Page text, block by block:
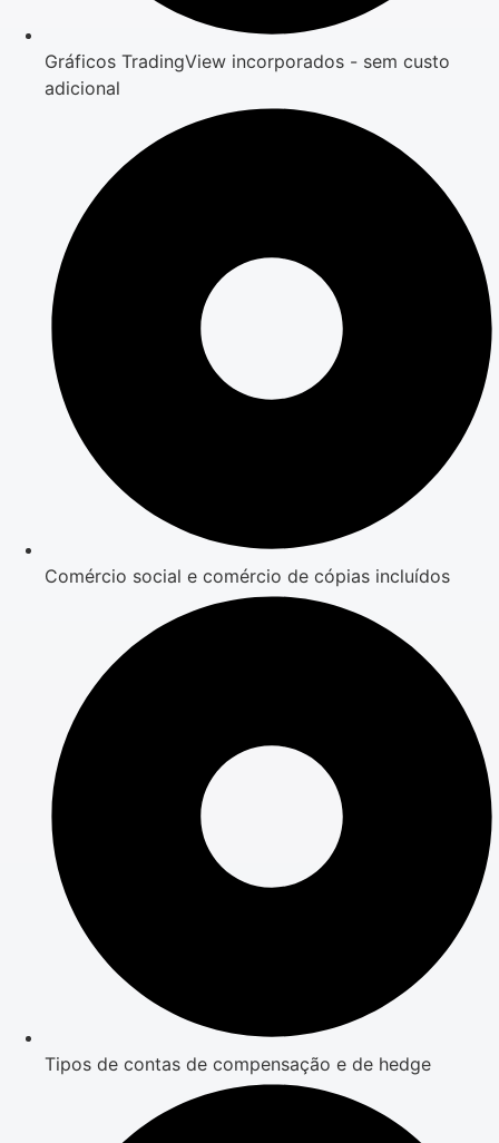
Gráficos TradingView incorporados - sem custo
adicional
Comércio social e comércio de cópias incluídos
Tipos de contas de compensação e de hedge